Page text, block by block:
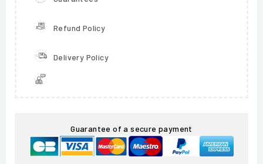
Refund Policy
Delivery Policy
Guarantee of a secure payment